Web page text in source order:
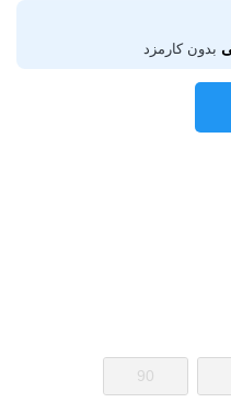
بدون کارمزد
90